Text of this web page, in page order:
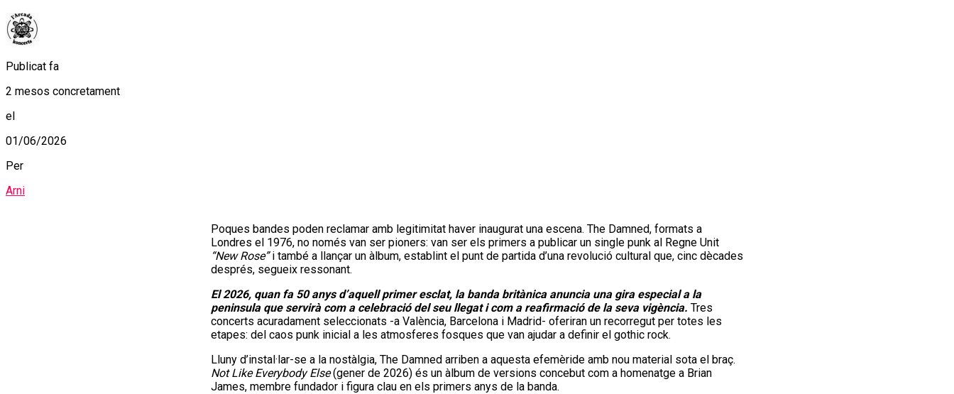
Publicat fa
2 mesos concretament
el
01/06/2026
Per
Arni
Poques bandes poden reclamar amb legitimitat haver inaugurat una escena. The Damned, formats a
Londres el 1976, no només van ser pioners: van ser els primers a publicar un single punk al Regne Unit
“New Rose”i també a llançar un àlbum, establint el punt de partida d’una revolució cultural que, cinc dècades
després, segueix ressonant.
El 2026, quan fa 50 anys d’aquell primer esclat, la banda britànica anuncia una gira especial a la
peninsula que servirà com a celebració del seu llegat i com a reafirmació de la seva vigència. Tres
concerts acuradament seleccionats -a València, Barcelona i Madrid- oferiran un recorregut per totes les
etapes: del caos punk inicial a les atmosferes fosques que van ajudar a definir el gothic rock.
Lluny d’instal·lar-se a la nostàlgia, The Damned arriben a aquesta efemèride amb nou material sota el braç.
Not Like Everybody Else(gener de 2026) és un àlbum de versions concebut com a homenatge a Brian
James, membre fundador i figura clau en els primers anys de la banda.